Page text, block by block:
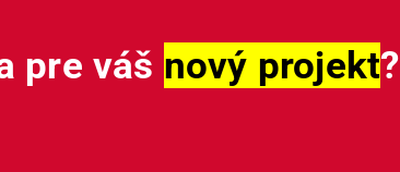
pre váš nový projekt?